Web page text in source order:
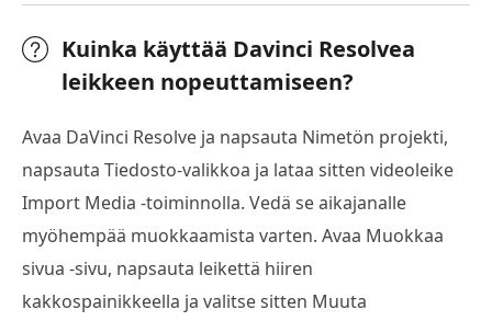
Kuinka käyttää Davinci Resolvea
leikkeen nopeuttamiseen?
Avaa DaVinci Resolve ja napsauta Nimetön projekti,
napsauta Tiedosto-valikkoa ja lataa sitten videoleike
Import Media -toiminnolla. Vedä se aikajanalle
myöhempää muokkaamista varten. Avaa Muokkaa
sivua -sivu, napsauta leikettä hiiren
kakkospainikkeella ja valitse sitten Muuta